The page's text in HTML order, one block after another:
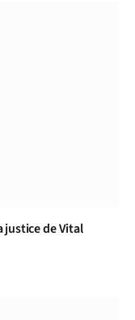
justice de Vital